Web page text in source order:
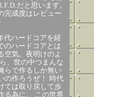
だと思います。
完成度はレビュー
代ハードコアを経
のハードコアとは
空気。夜明けのよ
、世の中つまんな
らで作るしか無い
の作ろうぜ！ 時代
ては取り戻して歩
る為に。 この世界